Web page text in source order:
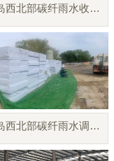
舟山本岛西北部碳纤雨水收集模块
舟山本岛西北部碳纤雨水调蓄模块